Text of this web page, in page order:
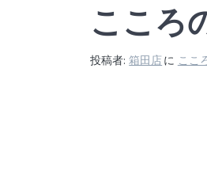
こころ
投稿者:箱田店 に ここ